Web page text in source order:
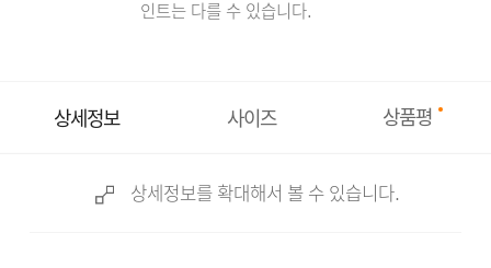
인트는 다를 수 있습니다.
상세정보 사이즈 상품평
상세정보를 확대해서 볼 수 있습니다.